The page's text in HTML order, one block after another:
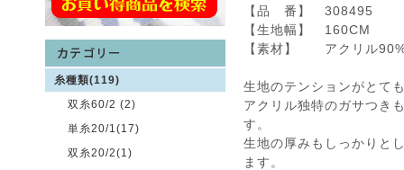
糸種類(119)
双糸60/2 (2)
単糸20/1(17)
双糸20/2(1)
【品 番】 308495
【生地幅】 160CM
【素材】 アクリル
生地のテンションがとて
アクリル独特のガサつき
す。
生地の厚みもしっかりと
ます。